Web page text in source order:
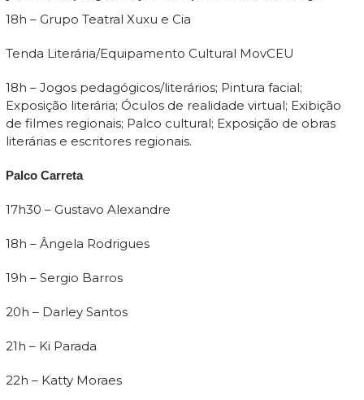
18h – Grupo Teatral Xuxu e Cia
Tenda Literária/Equipamento Cultural MovCEU
18h – Jogos pedagógicos/literários; Pintura facial;
Exposição literária; Óculos de realidade virtual; Exibição
de filmes regionais; Palco cultural; Exposição de obras
literárias e escritores regionais.
Palco Carreta
17h30 – Gustavo Alexandre
18h – Ângela Rodrigues
19h – Sergio Barros
20h – Darley Santos
21h – Ki Parada
22h – Katty Moraes